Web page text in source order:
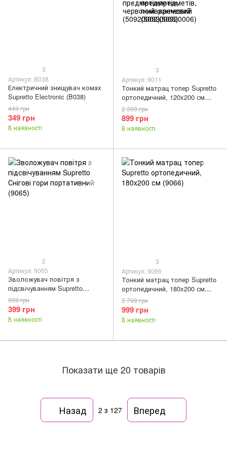
3
Артикул: B038
Електричний знищувач комах
Supretto Electronic (B038)
349 грн
449 грн
В наявності
3
Артикул: 9011
Тонкий матрац топер Supretto
ортопедичний, 120x200 см
(9011)
899 грн
2 399 грн
В наявності
2
Артикул: 9065
Зволожувач повітря з
підсвічуванням Supretto
Снігові гори портативний
(9065)
399 грн
999 грн
В наявності
3
Артикул: 9066
Тонкий матрац топер Supretto
ортопедичний, 180x200 см
(9066)
999 грн
2 799 грн
В наявності
Показати ще 20 товарів
Назад 2 з 127 Вперед